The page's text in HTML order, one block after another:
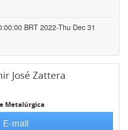
BRT 2022-Thu Dec 31
José Zattera
Metalúrgica
E-mail